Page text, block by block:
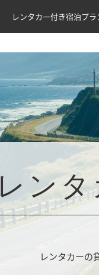
レンタカー付き宿泊プ
レン
レンタカーの